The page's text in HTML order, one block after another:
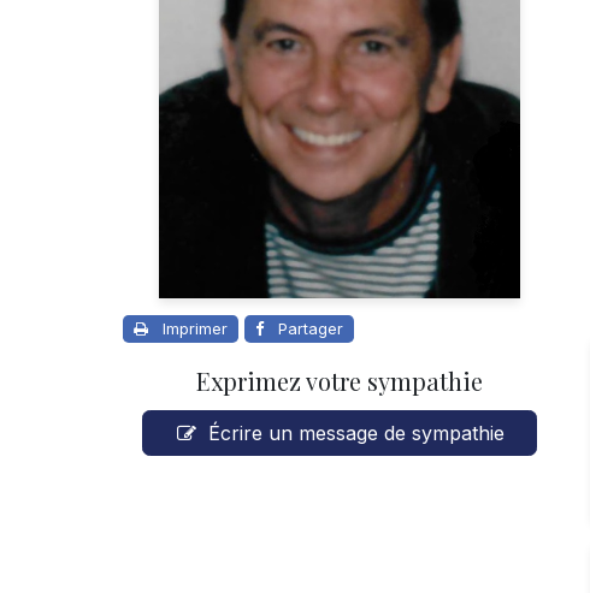
Imprimer Partager
Exprimez votre sympathie
Écrire un message de sympathie